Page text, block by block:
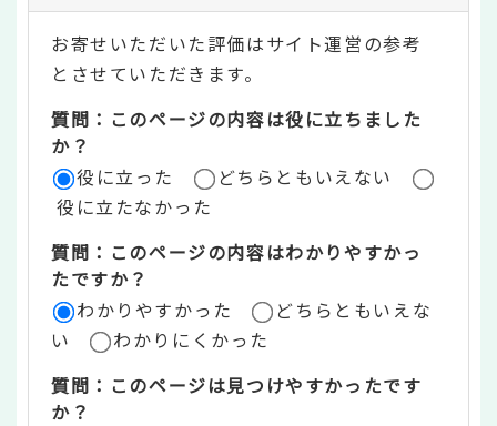
テ
ン
ツ
評
価
リ
ア
お寄せいただいた評価はサイト運営の参考
とさせていただきます。
質問：このページの内容は役に立ちました
か？
役に立った
どちらともいえない
役に立たなかった
質問：このページの内容はわかりやすかっ
たですか？
わかりやすかった
どちらともいえな
い
わかりにくかった
質問：このページは見つけやすかったです
か？